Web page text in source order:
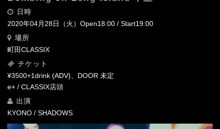
日時
2020年04月28日（火）Open18:00 / Start19:00
場所
町田CLASSIX‬
チケット
¥3500+1drink (ADV)、DOOR 未定
e+ / CLASSIX店頭
出演
KYONO / SHADOWS